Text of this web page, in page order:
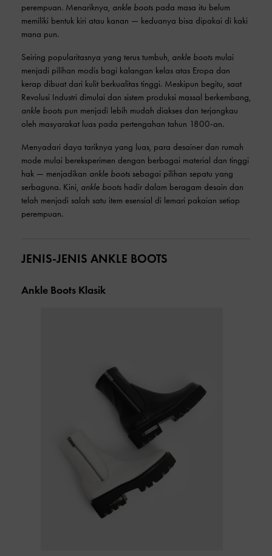
perempuan. Menariknya, ankle boots pada masa itu belum
memiliki bentuk kiri atau kanan — keduanya bisa dipakai di kaki
mana pun.
Seiring popularitasnya yang terus tumbuh, ankle boots mulai
menjadi pilihan modis bagi kalangan kelas atas Eropa dan
kerap dibuat dari kulit berkualitas tinggi. Meskipun begitu, saat
Revolusi Industri dimulai dan sistem produksi massal berkembang,
ankle boots pun menjadi lebih mudah diakses dan terjangkau
oleh masyarakat luas pada pertengahan tahun 1800-an.
Menyadari daya tariknya yang luas, para desainer dan rumah
mode mulai bereksperimen dengan berbagai material dan tinggi
hak — menjadikan ankle boots sebagai pilihan sepatu yang
serbaguna. Kini, ankle boots hadir dalam beragam desain dan
telah menjadi salah satu item esensial di lemari pakaian setiap
perempuan.
JENIS-JENIS ANKLE BOOTS
Ankle Boots Klasik